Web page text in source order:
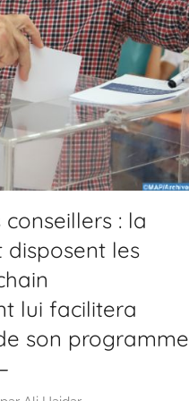
: la
les
lui facilitera
son programme